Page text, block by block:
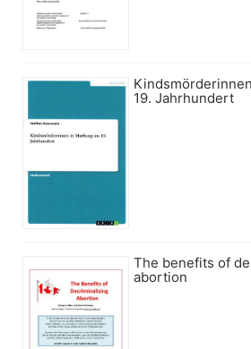
19. Jahrhundert
The benefits of
abortion